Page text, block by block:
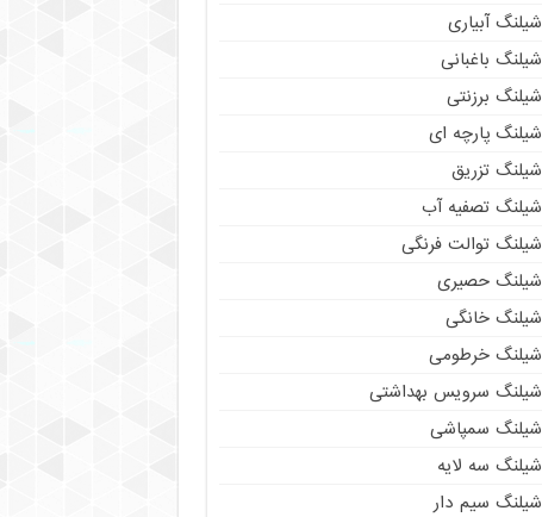
شیلنگ آبیاری
شیلنگ باغبانی
شیلنگ برزنتی
شیلنگ پارچه ای
شیلنگ تزریق
شیلنگ تصفیه آب
شیلنگ توالت فرنگی
شیلنگ حصیری
شیلنگ خانگی
شیلنگ خرطومی
شیلنگ سرویس بهداشتی
شیلنگ سمپاشی
شیلنگ سه لایه
شیلنگ سیم دار